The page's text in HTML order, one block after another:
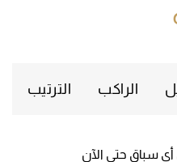
الراكب الترتيب
سباق حتى الآن